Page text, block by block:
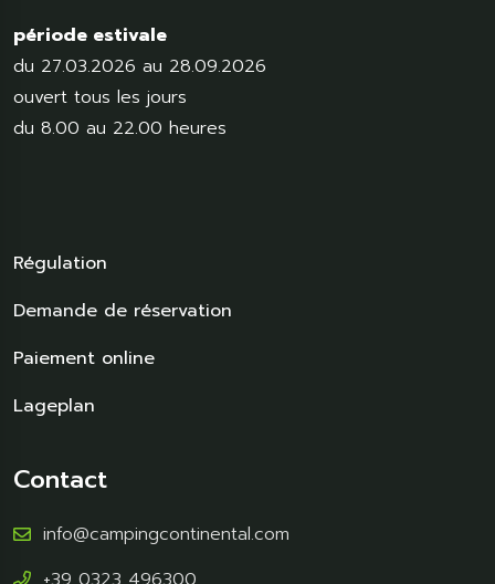
période estivale
du 27.03.2026 au 28.09.2026
ouvert tous les jours
du 8.00 au 22.00 heures
Régulation
Demande de réservation
Paiement online
Lageplan
Contact
info@campingcontinental.com